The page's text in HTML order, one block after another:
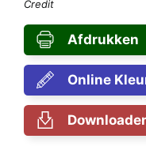
Credit
Afdrukken
Online